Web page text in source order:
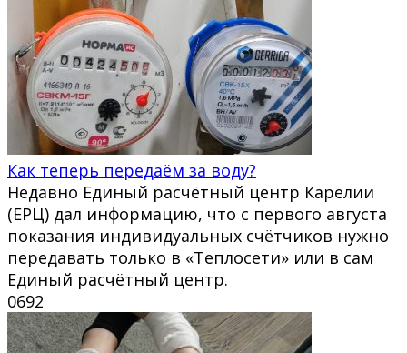
Как теперь передаём за воду?
Недавно Единый расчётный центр Карелии
(ЕРЦ) дал информацию, что с первого августа
показания индивидуальных счётчиков нужно
передавать только в «Теплосети» или в сам
Единый расчётный центр.
0692